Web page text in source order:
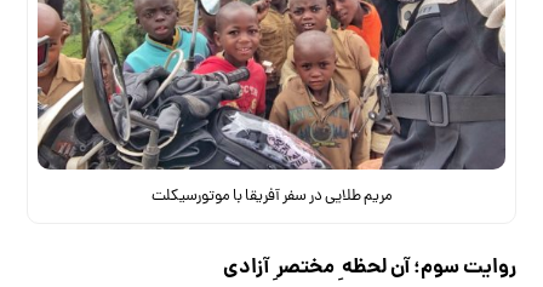
مریم طلایی در سفر آفریقا با موتورسیکلت
روایت سوم؛ آن لحظه ِ مختصر ِ آزادی